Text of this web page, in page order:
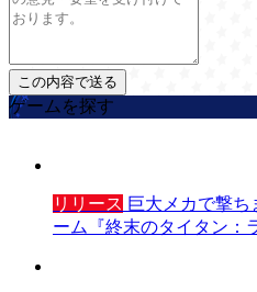
ゲームを探す
リリース 巨大メカで撃
ーム『終末のタイタン：